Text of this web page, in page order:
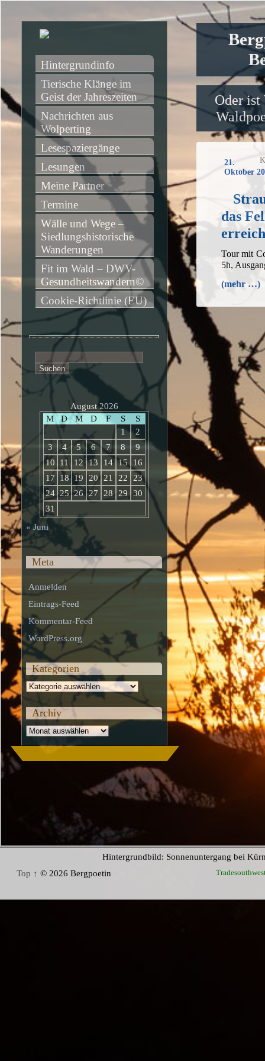
Oder ist
21.
Oktober
das
Tour mit
5h,
(mehr …)
Hintergrundinfo
Tierische Klänge im
Geist der Jahreszeiten
Nachrichten aus
Wolperting
Lesespaziergänge
Lesungen
Meine Partner
Termine
Wälle und Wege –
Siedlungshistorische
Wanderungen
Fit im Wald – DWV-
Gesundheitswandern©
Cookie-Richtlinie (EU)
nach:
August 2026
M
D M D F S
S
1
2
3
4 5 6 7 8
9
10
11 12 13 14 15
16
17
18 19 20 21 22
23
24 25 26 27 28 29
30
31
« Juni
Meta
Anmelden
Eintrags-Feed
Kommentar-Feed
WordPress.org
Kategorien
Kategorien
Archiv
Archiv
Hintergrundbild: Sonnenuntergang bei
Top ↑ © 2026 Bergpoetin